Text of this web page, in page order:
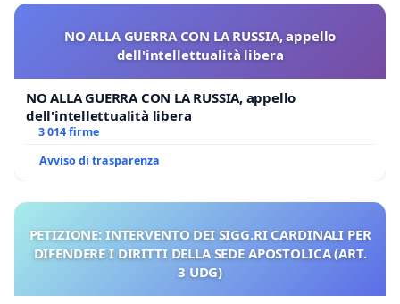
NO ALLA GUERRA CON LA RUSSIA, appello
dell'intellettualità libera
NO ALLA GUERRA CON LA RUSSIA, appello
dell'intellettualità libera
3 014 firme
Avviso di trasparenza
PETIZIONE: INTERVENTO DEI SIGG.RI CARDINALI PER
DIFENDERE I DIRITTI DELLA SEDE APOSTOLICA (ART.
3 UDG)